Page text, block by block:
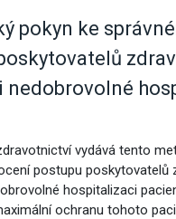
pokyn ke
nedobrovolné
vydává tento
postupu poskytovatelů
hospitalizaci
ochranu tohoto